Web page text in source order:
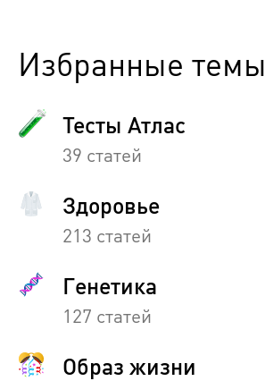
Избранные темы
Тесты Атлас
39 статей
Здоровье
213 статей
Генетика
127 статей
Образ жизни